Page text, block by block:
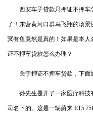
西安车子贷款只押证不押车
了！东营黄河口群鸟飞翔的场
冥有鱼竟然是真的！如果是本
证不押车贷款怎么办理？
关于押证不押车贷款，下面
孙先生是开了一家医疗科技
司名下的。这是一辆蔚来 ET5